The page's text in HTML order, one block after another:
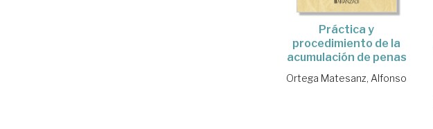
Práctica y
procedimiento de la
acumulación de penas
Ortega Matesanz, Alfonso